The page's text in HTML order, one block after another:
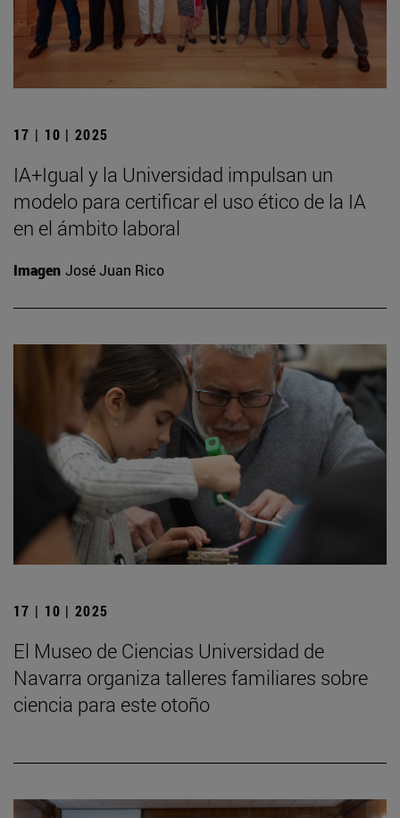
17 | 10 | 2025
IA+Igual y la Universidad impulsan un
modelo para certificar el uso ético de la IA
en el ámbito laboral
Imagen José Juan Rico
17 | 10 | 2025
El Museo de Ciencias Universidad de
Navarra organiza talleres familiares sobre
ciencia para este otoño